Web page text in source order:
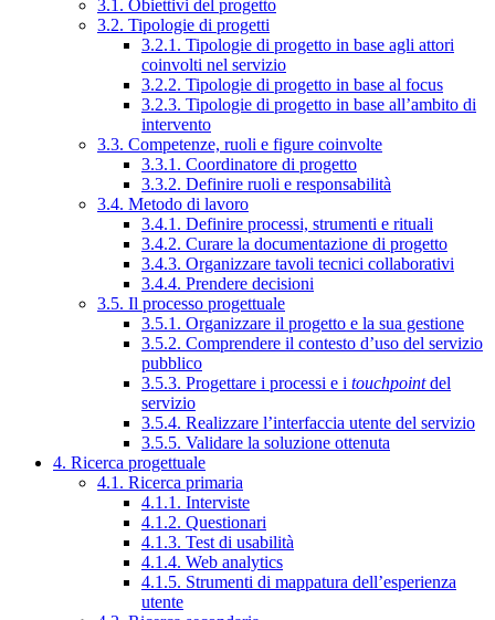
3.1. Obiettivi del progetto
3.2. Tipologie di progetti
3.2.1. Tipologie di progetto in base agli attori
coinvolti nel servizio
3.2.2. Tipologie di progetto in base al focus
3.2.3. Tipologie di progetto in base all’ambito di
intervento
3.3. Competenze, ruoli e figure coinvolte
3.3.1. Coordinatore di progetto
3.3.2. Definire ruoli e responsabilità
3.4. Metodo di lavoro
3.4.1. Definire processi, strumenti e rituali
3.4.2. Curare la documentazione di progetto
3.4.3. Organizzare tavoli tecnici collaborativi
3.4.4. Prendere decisioni
3.5. Il processo progettuale
3.5.1. Organizzare il progetto e la sua gestione
3.5.2. Comprendere il contesto d’uso del servizio
pubblico
3.5.3. Progettare i processi e i touchpointdel
servizio
3.5.4. Realizzare l’interfaccia utente del servizio
3.5.5. Validare la soluzione ottenuta
4. Ricerca progettuale
4.1. Ricerca primaria
4.1.1. Interviste
4.1.2. Questionari
4.1.3. Test di usabilità
4.1.4. Web analytics
4.1.5. Strumenti di mappatura dell’esperienza
utente